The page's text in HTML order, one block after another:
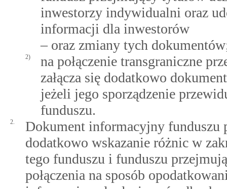
inwestorzy indywidualni oraz
informacji dla inwestorów
– oraz zmiany tych
2)
na połączenie transgraniczne
załącza się dodatkowo
jeżeli jego sporządzenie
funduszu.
2.
Dokument informacyjny funduszu
dodatkowo wskazanie różnic w
tego funduszu i funduszu
połączenia na sposób